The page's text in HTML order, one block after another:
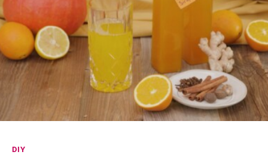
Mittwoch
MITTWOCH 09:30 19:00
Donnerstag
DONNERSTAG 09:30—20:00
FREITAG 09:30—20:00
Samstag
Feiertags geschlossen
DIY